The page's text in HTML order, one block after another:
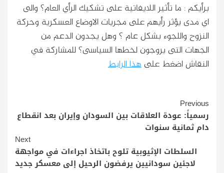
برأيكم : ما تأثير اللايفاتية على تشكيك الرأي العام؟ والى
اي مدى يؤثر رأيهم على مجريات الاوضاع العسكرية وحركة
النزوح واللجوء بشكل عام ؟ وهل يجدون الدعم من
الجهات التى يروجون لخطها السياسى؟ للمشاركة في
النقاش اضغط علىهذا الرابط
Continue
Reading
Previous
رسمياً: عودة العلاقات بين السودان وإيران بعد انقطاع
دام ثمانية سنوات
Next
السلطات الإثيوبية تلوح باتخاذ اجراءات في مواجهة
لاجئين سودانيين يرفضون الرحيل إلى معسكر جديد